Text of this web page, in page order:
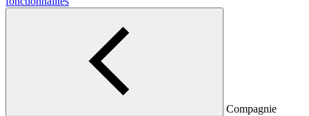
Compagnie